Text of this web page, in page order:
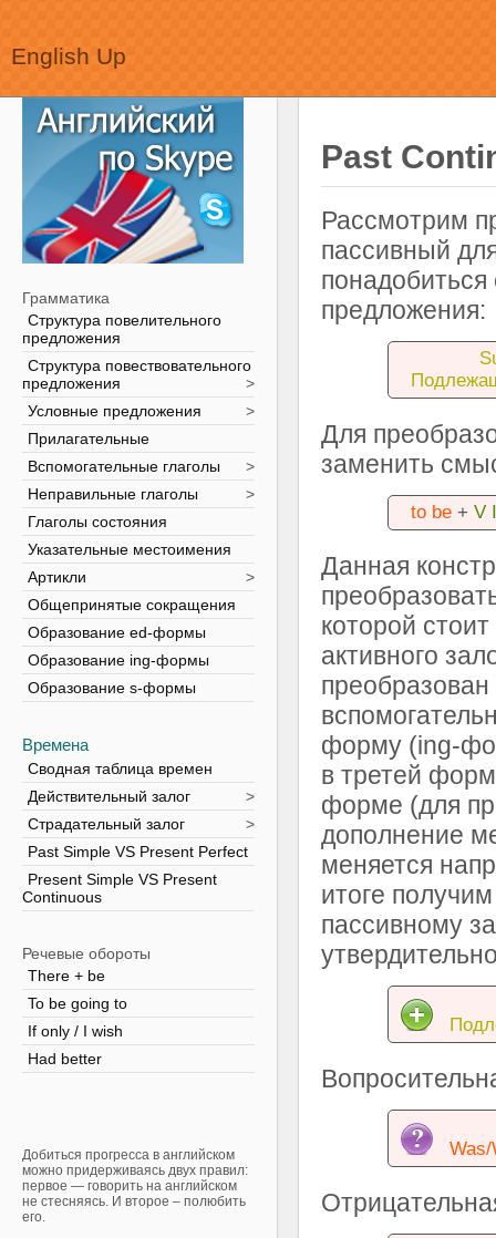
English Up
Грамматика
Структура повелительного
предложения
Структура повествовательного
предложения
>
Условные предложения
>
Прилагательные
Вспомогательные глаголы
>
Неправильные глаголы
>
Глаголы состояния
Указательные местоимения
Артикли
>
Общепринятые сокращения
Образование ed-формы
Образование ing-формы
Образование s-формы
Времена
Сводная таблица времен
Действительный залог
>
Страдательный залог
>
Past Simple VS Present Perfect
Present Simple VS Present
Continuous
Речевые обороты
There + be
To be going to
If only / I wish
Had better
Добиться прогресса в английском
можно придерживаясь двух правил:
первое — говорить на английском
не стесняясь. И второе – полюбить
его.
Past
Рассмотрим
пассивный
понадобиться
предложения:
Для
заменить
to be + V
Данная
которой
активного
форму (ing-
в третей
форме (для
дополнение
меняется
итоге
пассивному
Was/